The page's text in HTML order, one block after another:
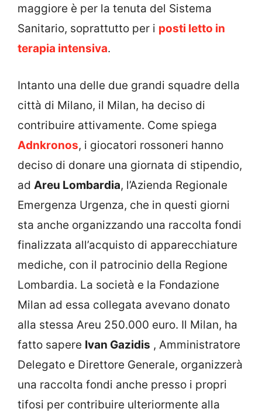
maggiore è per la tenuta del Sistema
Sanitario, soprattutto per i posti letto in
terapia intensiva.
Intanto una delle due grandi squadre della
città di Milano, il Milan, ha deciso di
contribuire attivamente. Come spiega
Adnkronos, i giocatori rossoneri hanno
deciso di donare una giornata di stipendio,
ad Areu Lombardia, l’Azienda Regionale
Emergenza Urgenza, che in questi giorni
sta anche organizzando una raccolta fondi
finalizzata all’acquisto di apparecchiature
mediche, con il patrocinio della Regione
Lombardia. La società e la Fondazione
Milan ad essa collegata avevano donato
alla stessa Areu 250.000 euro. Il Milan, ha
fatto sapere Ivan Gazidis , Amministratore
Delegato e Direttore Generale, organizzerà
una raccolta fondi anche presso i propri
tifosi per contribuire ulteriormente alla